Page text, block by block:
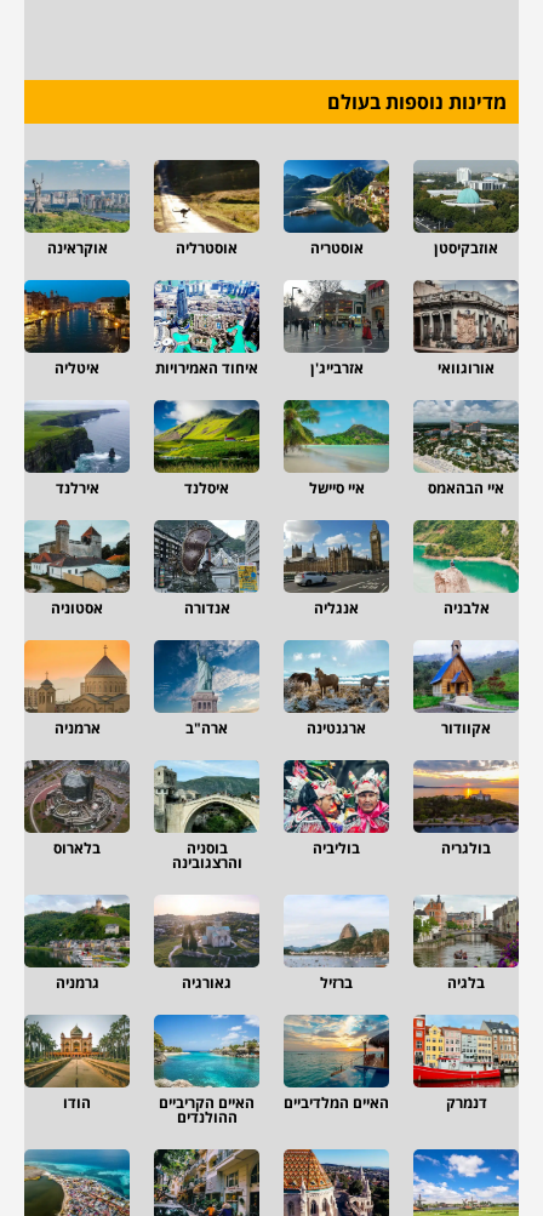
מדינות נוספות בעולם
אוזבקיסטן אוסטריה אוסטרליה אוקראינה
אורוגוואי אזרבייג'ן איחוד האמירויות איטליה
איי הבהאמס איי סיישל איסלנד אירלנד
אלבניה אנגליה אנדורה אסטוניה
אקוודור ארגנטינה ארה"ב ארמניה
בולגריה בוליביה בוסניה
והרצגובינה
בלארוס
בלגיה ברזיל גאורגיה גרמניה
דנמרק האיים המלדיביים האיים הקריביים
ההולנדים
הודו